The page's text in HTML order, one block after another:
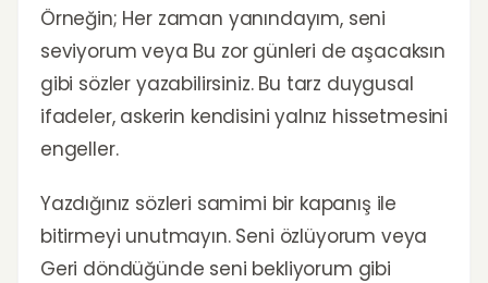
Örneğin; Her zaman yanındayım, seni
seviyorum veya Bu zor günleri de aşacaksın
gibi sözler yazabilirsiniz. Bu tarz duygusal
ifadeler, askerin kendisini yalnız hissetmesini
engeller.
Yazdığınız sözleri samimi bir kapanış ile
bitirmeyi unutmayın. Seni özlüyorum veya
Geri döndüğünde seni bekliyorum gibi